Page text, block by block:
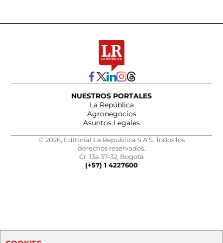
NUESTROS PORTALES
La República
Agronegocios
Asuntos Legales
© 2026, Editorial La República S.A.S. Todos los
derechos reservados.
Cr. 13a 37-32, Bogotá
(+57) 1 4227600